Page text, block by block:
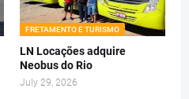
FRETAMENTO E TURISMO
LN Locações adquire
Neobus do Rio
July 29, 2026